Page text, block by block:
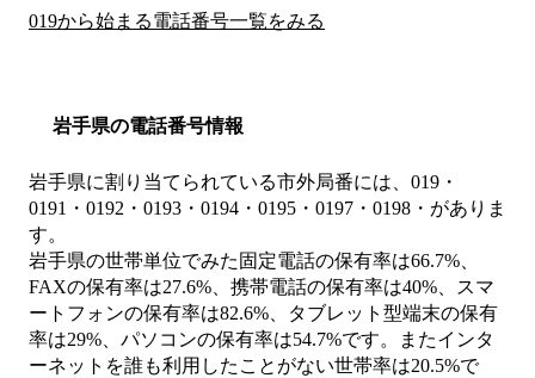
019から始まる電話番号一覧をみる
岩手県の電話番号情報
岩手県に割り当てられている市外局番には、019・
0191・0192・0193・0194・0195・0197・0198・がありま
す。
岩手県の世帯単位でみた固定電話の保有率は66.7%、
FAXの保有率は27.6%、携帯電話の保有率は40%、スマ
ートフォンの保有率は82.6%、タブレット型端末の保有
率は29%、パソコンの保有率は54.7%です。またインタ
ーネットを誰も利用したことがない世帯率は20.5%で